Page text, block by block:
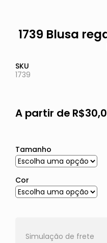
1739 Blusa
SKU
1739
A partir de R$
Tamanho
Cor
Simulação de frete